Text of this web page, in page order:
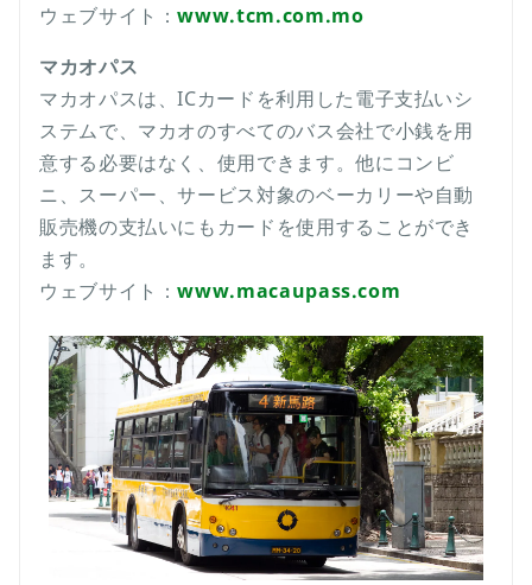
ウェブサイト：www.tcm.com.mo
マカオパス
マカオパスは、ICカードを利用した電子支払いシ
ステムで、マカオのすべてのバス会社で小銭を用
意する必要はなく、使用できます。他にコンビ
ニ、スーパー、サービス対象のベーカリーや自動
販売機の支払いにもカードを使用することができ
ます。
ウェブサイト：www.macaupass.com